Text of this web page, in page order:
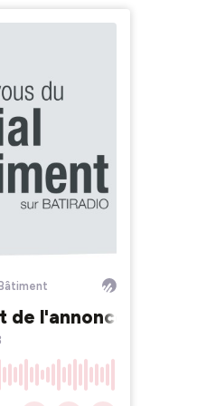
de l'annonce